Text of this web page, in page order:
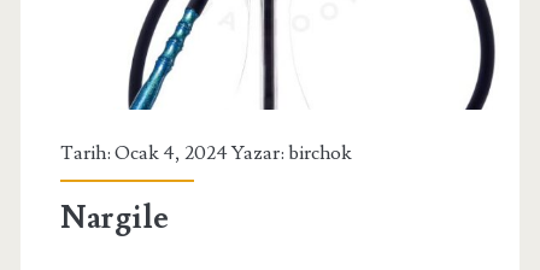
Tarih: Ocak 4, 2024 Yazar: birchok
Nargile